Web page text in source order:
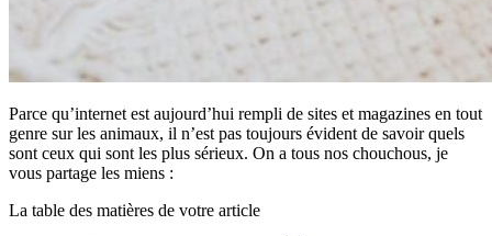
Parce qu’internet est aujourd’hui rempli de sites et magazines en tout
genre sur les animaux, il n’est pas toujours évident de savoir quels
sont ceux qui sont les plus sérieux. On a tous nos chouchous, je
vous partage les miens :
La table des matières de votre article